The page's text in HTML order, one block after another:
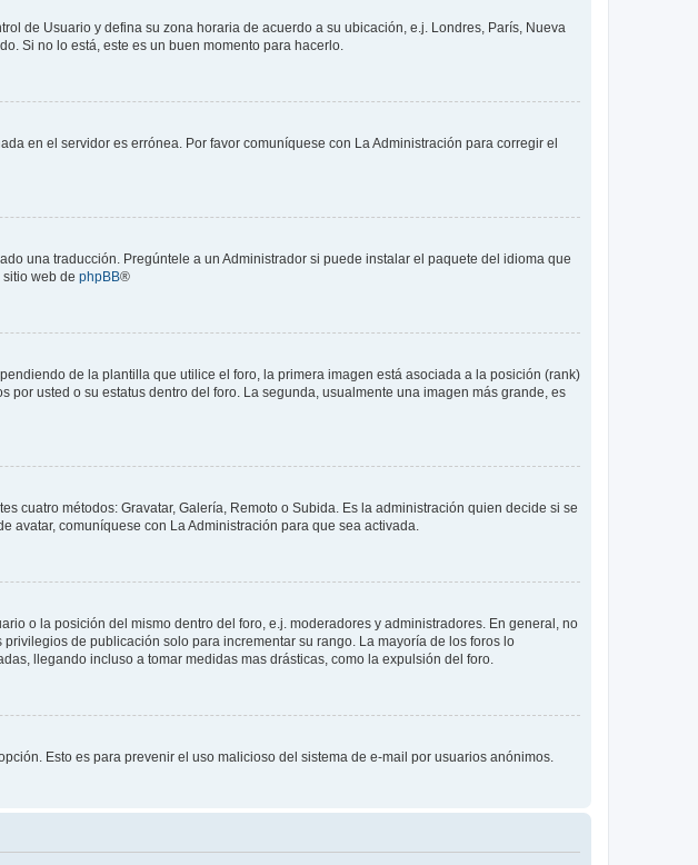
de Usuario y defina su zona horaria de acuerdo a su ubicación, e.j. Londres, París, Nueva
Si no lo está, este es un buen momento para hacerlo.
en el servidor es errónea. Por favor comuníquese con La Administración para corregir el
una traducción. Pregúntele a un Administrador si puede instalar el paquete del idioma que
web de phpBB®
de la plantilla que utilice el foro, la primera imagen está asociada a la posición (rank)
usted o su estatus dentro del foro. La segunda, usualmente una imagen más grande, es
cuatro métodos: Gravatar, Galería, Remoto o Subida. Es la administración quien decide si se
comuníquese con La Administración para que sea activada.
o la posición del mismo dentro del foro, e.j. moderadores y administradores. En general, no
de publicación solo para incrementar su rango. La mayoría de los foros lo
llegando incluso a tomar medidas mas drásticas, como la expulsión del foro.
Esto es para prevenir el uso malicioso del sistema de e-mail por usuarios anónimos.